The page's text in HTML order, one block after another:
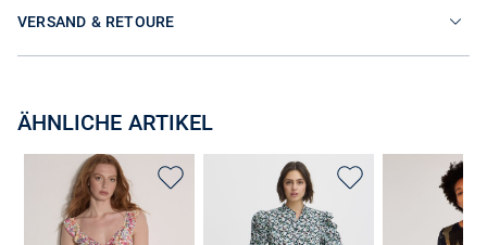
VERSAND & RETOURE
ÄHNLICHE ARTIKEL